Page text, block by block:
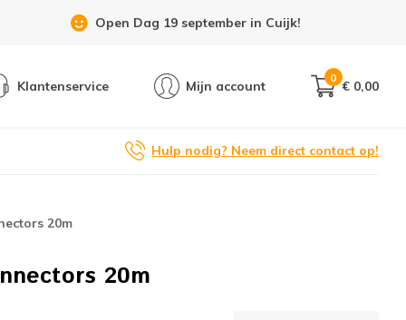
Showroom 6 dagen per week geopend!
Klantenservice Mijn account
0
€ 0,00
Hulp nodig? Neem direct contact op!
20m
20m